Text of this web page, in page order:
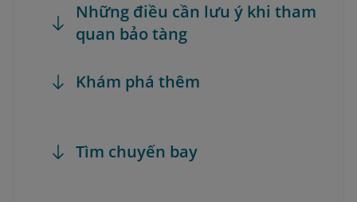
Những điều cần lưu ý khi tham
quan bảo tàng
Khám phá thêm
Tìm chuyến bay